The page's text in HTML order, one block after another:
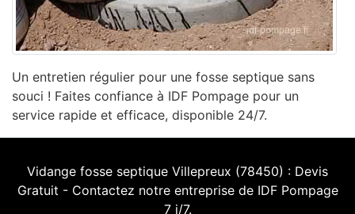
Un entretien régulier pour une fosse septique sans
souci ! Faites confiance à IDF Pompage pour un
service rapide et efficace, disponible 24/7.
Vidange fosse septique Villepreux (78450) : Devis
Gratuit - Contactez notre entreprise de IDF Pompage
7 j/7.